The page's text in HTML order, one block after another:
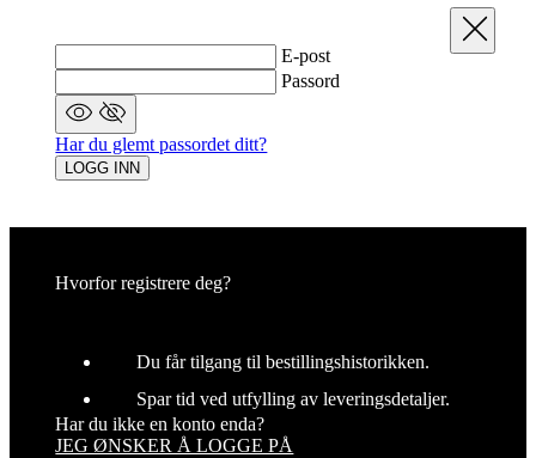
Steng
E-post
Passord
Har du glemt passordet ditt?
LOGG INN
Hvorfor registrere deg?
Du får tilgang til bestillingshistorikken.
Spar tid ved utfylling av leveringsdetaljer.
Har du ikke en konto enda?
JEG ØNSKER Å LOGGE PÅ